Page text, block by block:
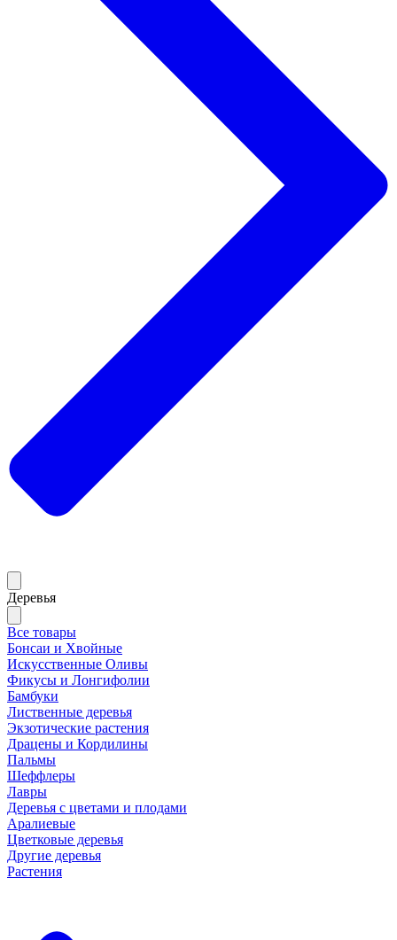
Деревья
Все товары
Бонсаи и Хвойные
Искусственные Оливы
Фикусы и Лонгифолии
Бамбуки
Лиственные деревья
Экзотические растения
Драцены и Кордилины
Пальмы
Шеффлеры
Лавры
Деревья с цветами и плодами
Аралиевые
Цветковые деревья
Другие деревья
Растения